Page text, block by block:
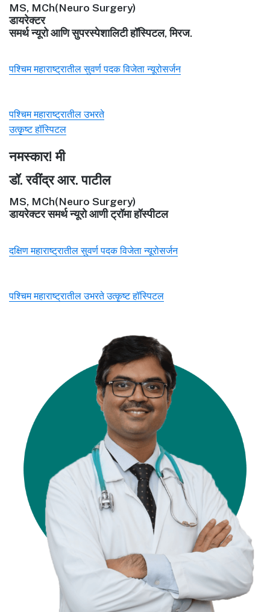
MS, MCh(Neuro Surgery)
डायरेक्टर
समर्थ न्यूरो आणि सुपरस्पेशालिटी हॉस्पिटल, मिरज.
पश्चिम महाराष्ट्रातील सुवर्ण पदक विजेता न्यूरोसर्जन
पश्चिम महाराष्ट्रातील उभरते
उत्कृष्ट हॉस्पिटल
नमस्कार! मी
डॉ. रवींद्र आर. पाटील
MS, MCh(Neuro Surgery)
डायरेक्टर समर्थ न्यूरो आणी ट्रॉमा हॉस्पीटल
दक्षिण महाराष्ट्रातील सुवर्ण पदक विजेता न्यूरोसर्जन
पश्चिम महाराष्ट्रातील उभरते उत्कृष्ट हॉस्पिटल